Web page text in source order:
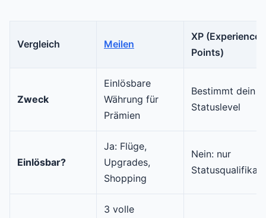
Vergleich Meilen
XP (Experience
Points)
Zweck
Einlösbare
Währung für
Prämien
Bestimmt dein
Statuslevel
Einlösbar?
Ja: Flüge,
Upgrades,
Shopping
Nein: nur
3 volle